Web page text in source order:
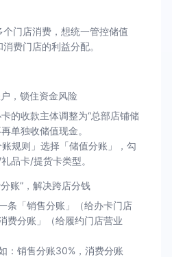
门店消费，想统一管控储值
费门店的利益分配。
，锁住资金风险
的收款主体调整为“总部店铺储
单独收储值现金。
规则」选择「储值分账」，勾
品卡/提货卡类型。
账”，解决跨店分钱
条「销售分账」（给办卡门店
费分账」（给履约门店营业
：销售分账30%，消费分账